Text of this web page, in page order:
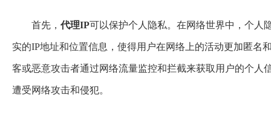
首先， 代理IP可以保护个人隐私。在网络世界中，个人
实的IP地址和位置信息，使得用户在网络上的活动更加匿名
客或恶意攻击者通过网络流量监控和拦截来获取用户的个人
遭受网络攻击和侵犯。